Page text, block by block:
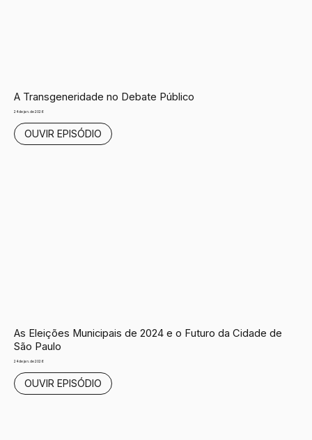
A Transgeneridade no Debate Público
24 de jan. de 2026
OUVIR EPISÓDIO
As Eleições Municipais de 2024 e o Futuro da Cidade de
São Paulo
24 de jan. de 2026
OUVIR EPISÓDIO